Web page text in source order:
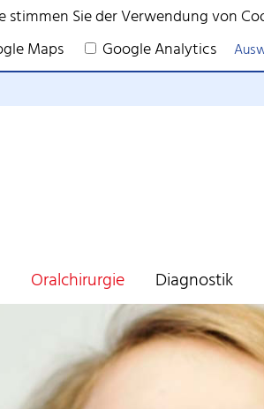
Sie der Verwendung von
Maps Google Analytics
Oralchirurgie Diagnostik